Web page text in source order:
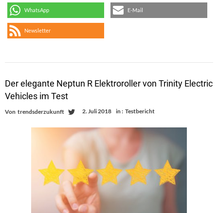
WhatsApp E-Mail
Newsletter
Der elegante Neptun R Elektroroller von Trinity Electric
Vehicles im Test
Von trendsderzukunft 2. Juli 2018 in : Testbericht